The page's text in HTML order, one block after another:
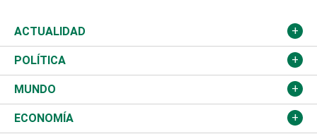
ACTUALIDAD
Nacional
Ciudad
Educación
POLÍTICA
Partidos
JCE
MUNDO
Estados Unidos
ECONOMÍA